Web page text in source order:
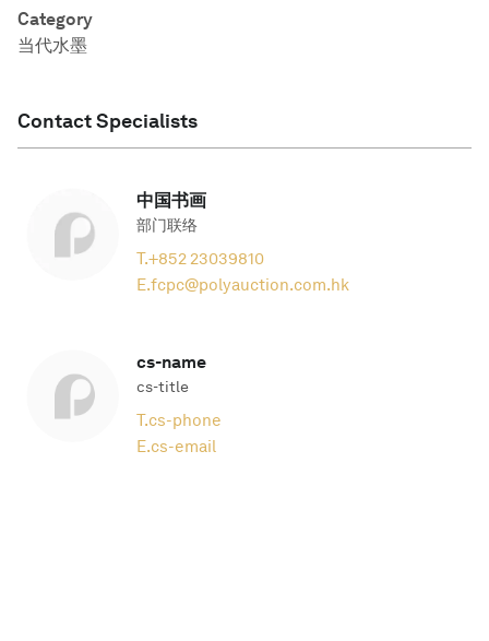
Category
当代水墨
Contact Specialists
中国书画
部门联络
T.+852 23039810
E.fcpc@polyauction.com.hk
cs-name
cs-title
T.cs-phone
E.cs-email